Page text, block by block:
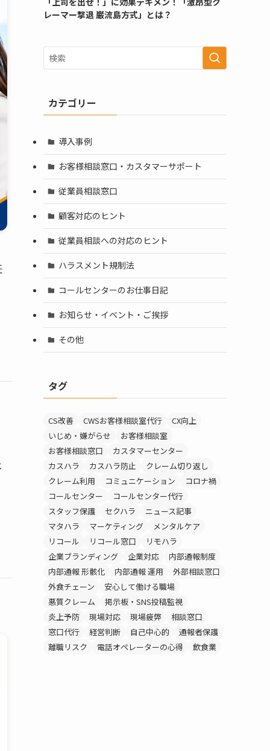
レーマー撃退 巌流島方式」とは？
カテゴリー
導入事例
お客様相談窓口・カスタマーサポート
従業員相談窓口
顧客対応のヒント
従業員相談への対応のヒント
ハラスメント規制法
コールセンターのお仕事日記
お知らせ・イベント・ご挨拶
その他
タグ
CS改善 CWSお客様相談室代行
CX向上
いじめ・嫌がらせ
お客様相談室
お客様相談窓口
カスタマーセンター
カスハラ
カスハラ防止
クレーム切り返し
クレーム利用
コミュニケーション
コロナ禍
コールセンター
コールセンター代行
スタッフ保護
セクハラ
ニュース記事
マタハラ
マーケティング
メンタルケア
リコール
リコール窓口
リモハラ
企業ブランディング
企業対応
内部通報制度
内部通報 形骸化
内部通報 運用
外部相談窓口
外食チェーン
安心して働ける職場
悪質クレーム
掲示板・SNS投稿監視
炎上予防
現場対応 現場疲弊
相談窓口
窓口代行
経営判断 自己中心的
通報者保護
離職リスク
電話オペレーターの心得 飲食業